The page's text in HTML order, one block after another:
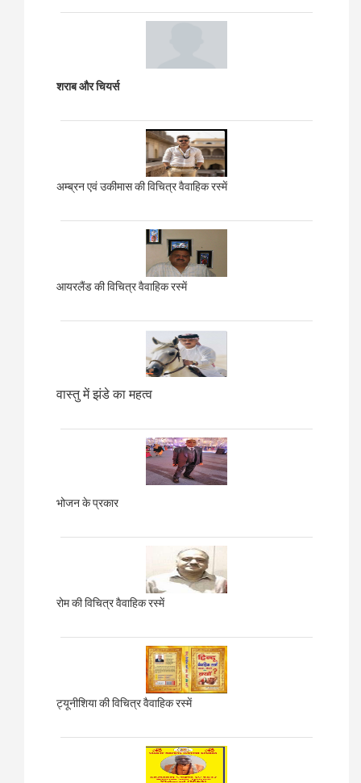
शराब और चियर्स
अम्ब्रन एवं उकीमास की विचित्र वैवाहिक रस्में
आयरलैंड की विचित्र वैवाहिक रस्में
वास्तु में झंडे का महत्व
भोजन के प्रकार
रोम की विचित्र वैवाहिक रस्में
ट्यूनीशिया की विचित्र वैवाहिक रस्में